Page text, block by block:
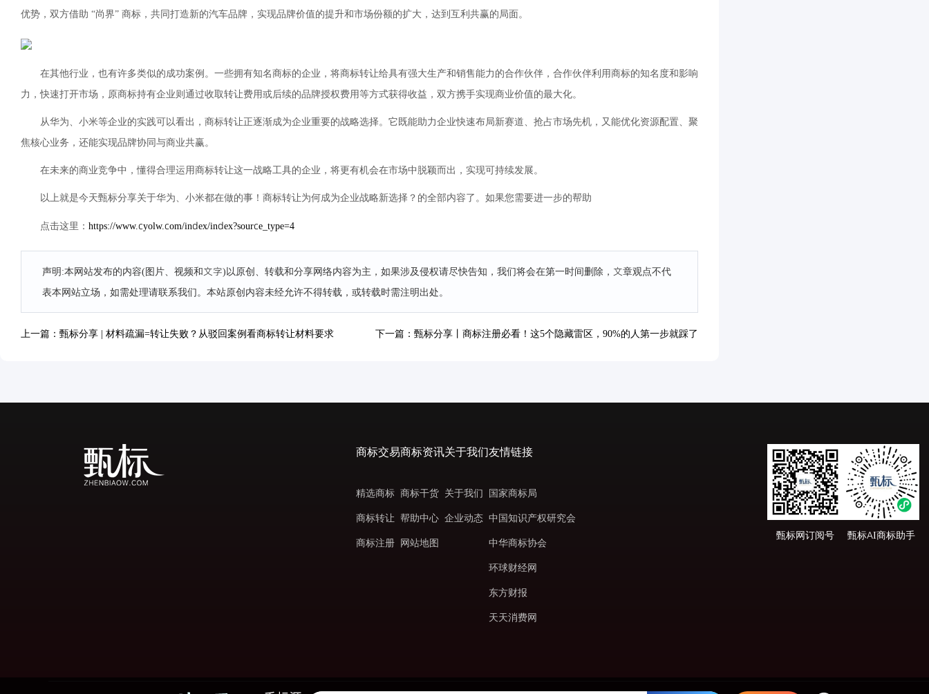
优势，双方借助 “尚界” 商标，共同打造新的汽车品牌，实现品牌价值的提升和市场份额的扩大，达到互利共赢的局面。
在其他行业，也有许多类似的成功案例。一些拥有知名商标的企业，将商标转让给具有强大生产和销售能力的合作伙伴，合作伙伴利用商标的知名度和影响
力，快速打开市场，原商标持有企业则通过收取转让费用或后续的品牌授权费用等方式获得收益，双方携手实现商业价值的最大化。
从华为、小米等企业的实践可以看出，商标转让正逐渐成为企业重要的战略选择。它既能助力企业快速布局新赛道、抢占市场先机，又能优化资源配置、聚
焦核心业务，还能实现品牌协同与商业共赢。
在未来的商业竞争中，懂得合理运用商标转让这一战略工具的企业，将更有机会在市场中脱颖而出，实现可持续发展。
以上就是今天甄标分享关于华为、小米都在做的事！商标转让为何成为企业战略新选择？的全部内容了。如果您需要进一步的帮助
点击这里： https://www.cyolw.com/index/index?source_type=4
声明:本网站发布的内容(图片、视频和文字)以原创、转载和分享网络内容为主，如果涉及侵权请尽快告知，我们将会在第一时间删除，文章观点不代
表本网站立场，如需处理请联系我们。本站原创内容未经允许不得转载，或转载时需注明出处。
上一篇：甄标分享 | 材料疏漏=转让失败？从驳回案例看商标转让材料要求 下一篇：甄标分享丨商标注册必看！这5个隐藏雷区，90%的人第一步就踩了
商标交易
精选商标
商标转让
商标注册
商标资讯
商标干货
帮助中心
网站地图
关于我们
关于我们
企业动态
友情链接
国家商标局
中国知识产权研究会
中华商标协会
环球财经网
东方财报
天天消费网
甄标网订阅号 甄标AI商标助手